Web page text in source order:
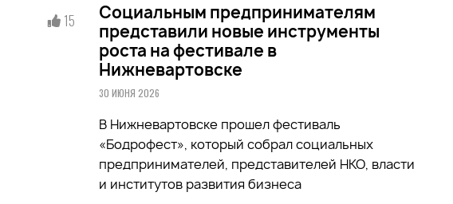
15
Социальным предпринимателям
представили новые инструменты
роста на фестивале в
Нижневартовске
30 ИЮНЯ 2026
В Нижневартовске прошел фестиваль
«Бодрофест», который собрал социальных
предпринимателей, представителей НКО, власти
и институтов развития бизнеса